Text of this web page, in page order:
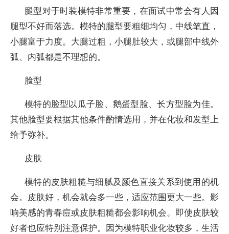
腿型对于时装模特非常重要，在面试中常会有人因
腿型不好而落选。模特的腿型要粗细均匀，中线笔直，
小腿富于力度。大腿过粗，小腿肚较大，或腿部中线外
弧、内弧都是不理想的。
脸型
模特的脸型以瓜子脸、鹅蛋型脸、长方型脸为佳。
其他脸型要根据其他条件酌情选用，并在化妆和发型上
给予弥补。
皮肤
模特的皮肤粗糙与细腻及颜色直接关系到使用的机
会。皮肤好，机会就会多一些，适应范围更大一些。影
响美感的青春痘或皮肤粗糙都会影响机会。即使皮肤较
好者也应特别注意保护。因为模特职业化妆较多，生活